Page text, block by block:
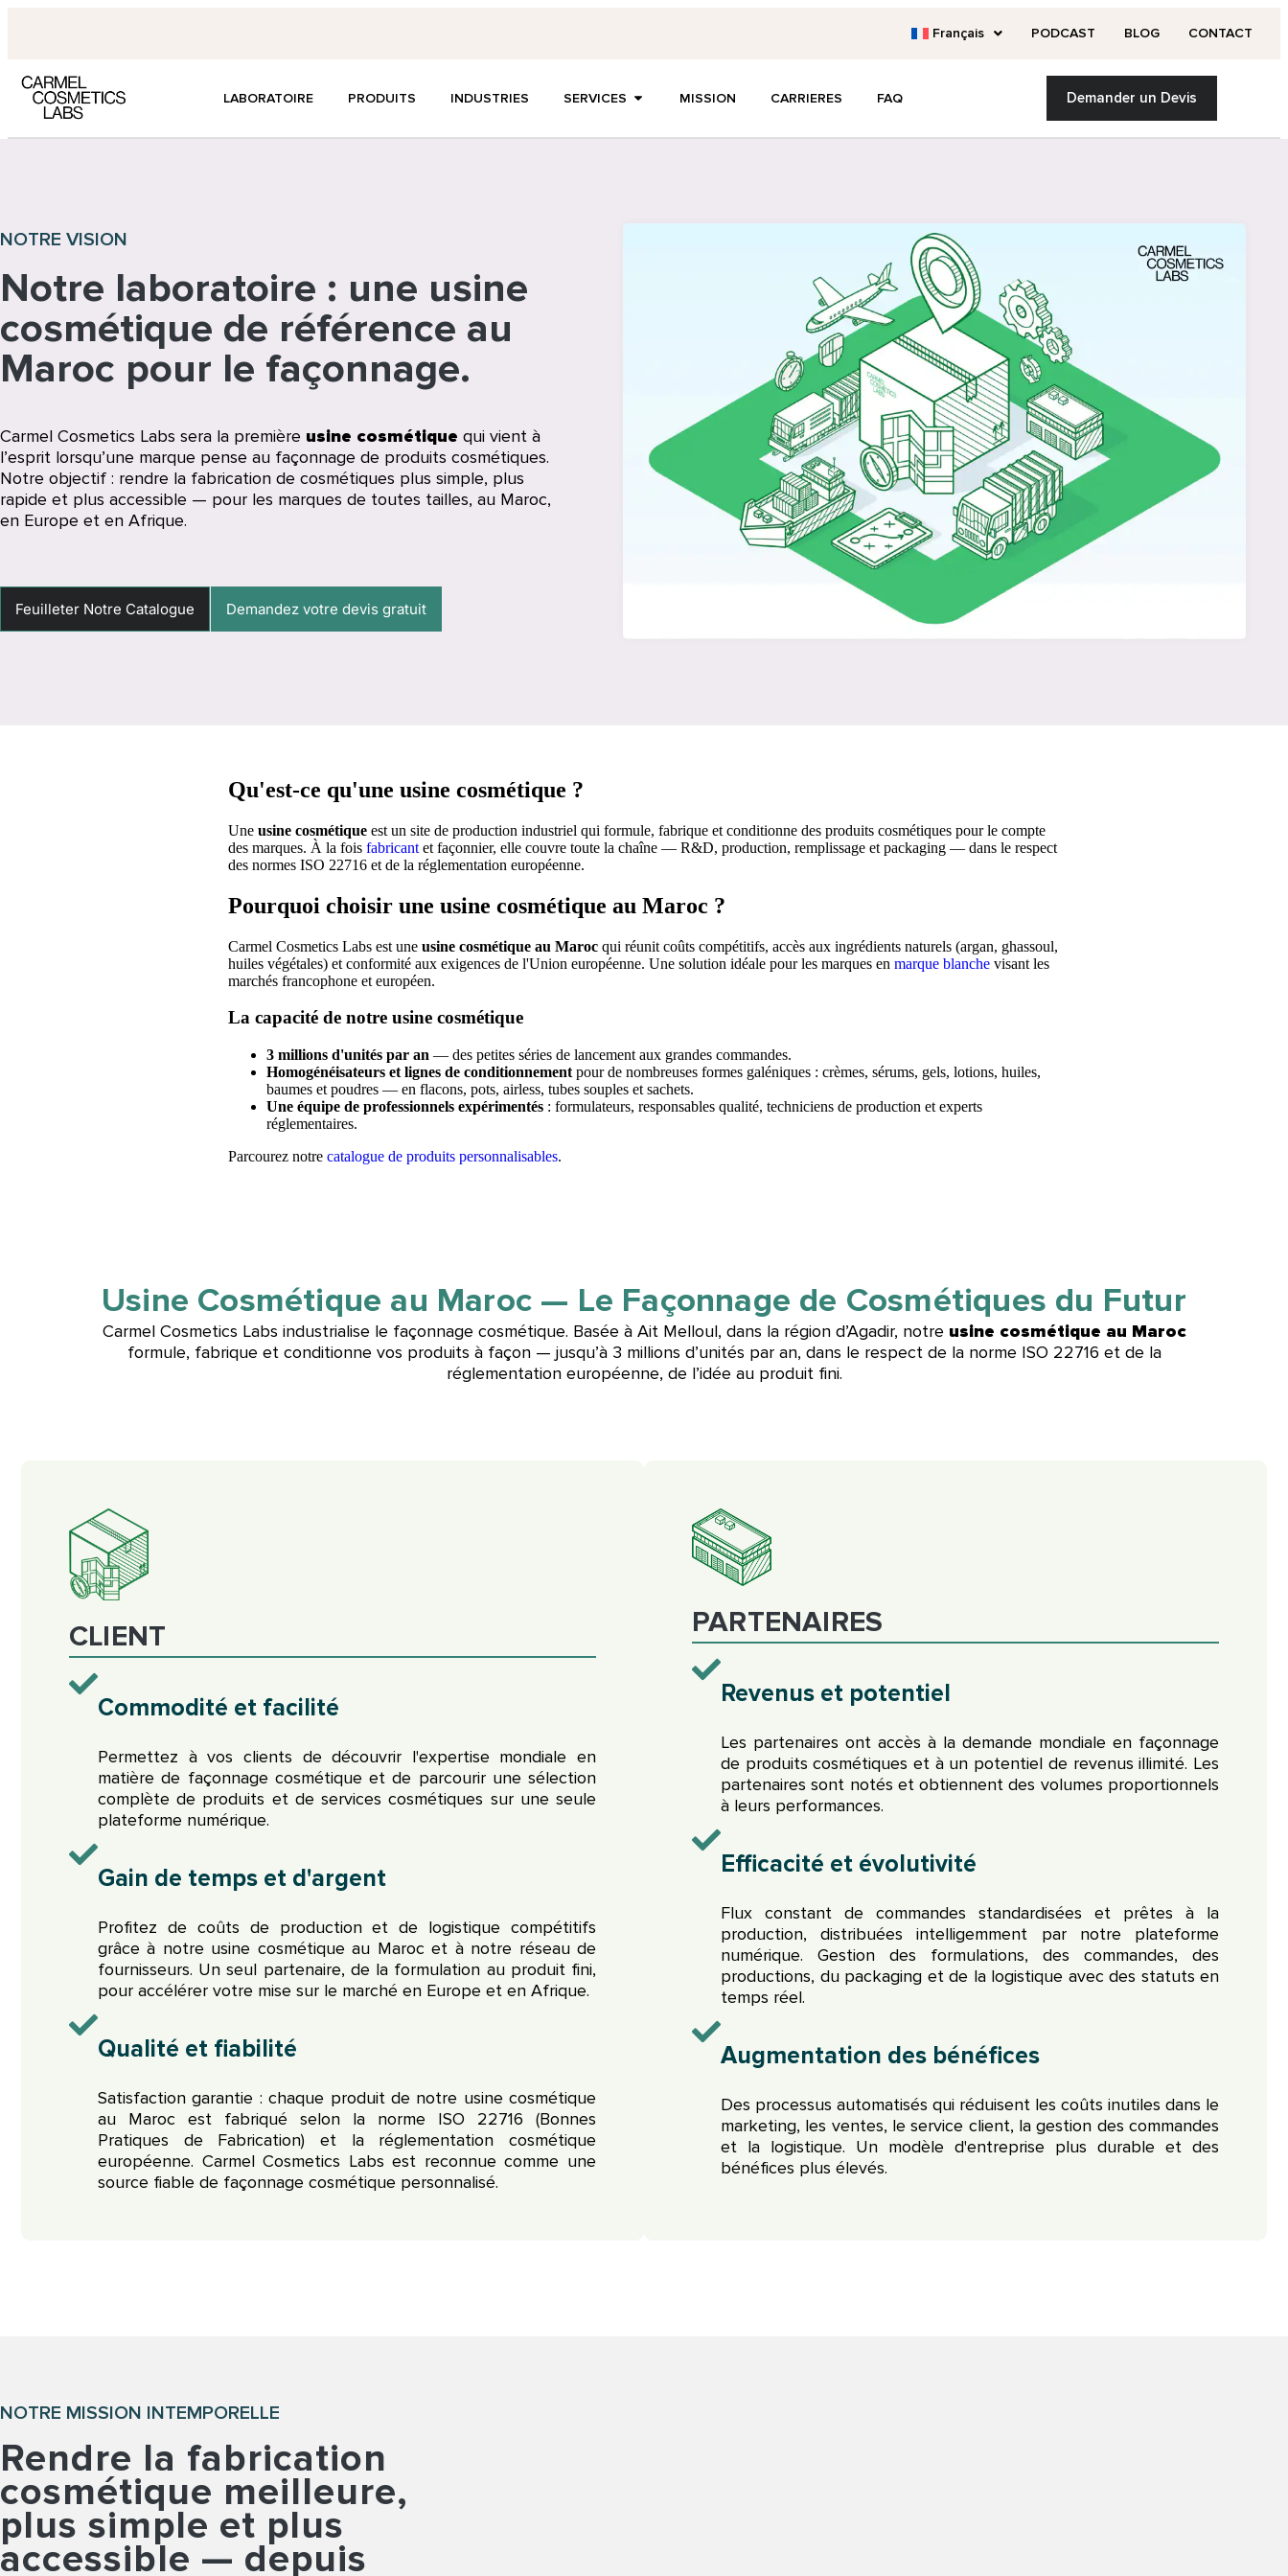
Français PODCAST BLOG CONTACT
LABORATOIRE PRODUITS INDUSTRIES SERVICES MISSION CARRIERES FAQ Demander un Devis
NOTRE VISION
Notre laboratoire : une usine
cosmétique de référence au
Maroc pour le façonnage.
Carmel Cosmetics Labs sera la première usine cosmétique qui vient à
l’esprit lorsqu’une marque pense au façonnage de produits cosmétiques.
Notre objectif : rendre la fabrication de cosmétiques plus simple, plus
rapide et plus accessible — pour les marques de toutes tailles, au Maroc,
en Europe et en Afrique.
Feuilleter Notre Catalogue Demandez votre devis gratuit
Qu'est-ce qu'une usine cosmétique ?
Une usine cosmétique est un site de production industriel qui formule, fabrique et conditionne des produits cosmétiques pour le compte
des marques. À la fois fabricant et façonnier, elle couvre toute la chaîne — R&D, production, remplissage et packaging — dans le respect
des normes ISO 22716 et de la réglementation européenne.
Pourquoi choisir une usine cosmétique au Maroc ?
Carmel Cosmetics Labs est une usine cosmétique au Maroc qui réunit coûts compétitifs, accès aux ingrédients naturels (argan, ghassoul,
huiles végétales) et conformité aux exigences de l'Union européenne. Une solution idéale pour les marques en marque blanche visant les
marchés francophone et européen.
La capacité de notre usine cosmétique
3 millions d'unités par an — des petites séries de lancement aux grandes commandes.
Homogénéisateurs et lignes de conditionnement pour de nombreuses formes galéniques : crèmes, sérums, gels, lotions, huiles,
baumes et poudres — en flacons, pots, airless, tubes souples et sachets.
Une équipe de professionnels expérimentés : formulateurs, responsables qualité, techniciens de production et experts
réglementaires.
Parcourez notre catalogue de produits personnalisables.
Usine Cosmétique au Maroc — Le Façonnage de Cosmétiques du Futur
Carmel Cosmetics Labs industrialise le façonnage cosmétique. Basée à Ait Melloul, dans la région d’Agadir, notre usine cosmétique au Maroc
formule, fabrique et conditionne vos produits à façon — jusqu’à 3 millions d’unités par an, dans le respect de la norme ISO 22716 et de la
réglementation européenne, de l’idée au produit fini.
CLIENT
Commodité et facilité
Permettez à vos clients de découvrir l'expertise mondiale en
matière de façonnage cosmétique et de parcourir une sélection
complète de produits et de services cosmétiques sur une seule
plateforme numérique.
Gain de temps et d'argent
Profitez de coûts de production et de logistique compétitifs
grâce à notre usine cosmétique au Maroc et à notre réseau de
fournisseurs. Un seul partenaire, de la formulation au produit fini,
pour accélérer votre mise sur le marché en Europe et en Afrique.
Qualité et fiabilité
Satisfaction garantie : chaque produit de notre usine cosmétique
au Maroc est fabriqué selon la norme ISO 22716 (Bonnes
Pratiques de Fabrication) et la réglementation cosmétique
européenne. Carmel Cosmetics Labs est reconnue comme une
source fiable de façonnage cosmétique personnalisé.
PARTENAIRES
Revenus et potentiel
Les partenaires ont accès à la demande mondiale en façonnage
de produits cosmétiques et à un potentiel de revenus illimité. Les
partenaires sont notés et obtiennent des volumes proportionnels
à leurs performances.
Efficacité et évolutivité
Flux constant de commandes standardisées et prêtes à la
production, distribuées intelligemment par notre plateforme
numérique. Gestion des formulations, des commandes, des
productions, du packaging et de la logistique avec des statuts en
temps réel.
Augmentation des bénéfices
Des processus automatisés qui réduisent les coûts inutiles dans le
marketing, les ventes, le service client, la gestion des commandes
et la logistique. Un modèle d'entreprise plus durable et des
bénéfices plus élevés.
NOTRE MISSION INTEMPORELLE
Rendre la fabrication
cosmétique meilleure,
plus simple et plus
accessible — depuis